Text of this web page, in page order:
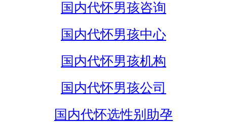
国内代怀男孩咨询
国内代怀男孩中心
国内代怀男孩机构
国内代怀男孩公司
国内代怀选性别助孕